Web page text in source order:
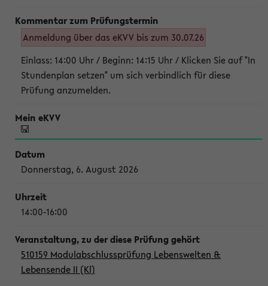
Anmeldung über das eKVV bis zum 30.07.26
Einlass: 14:00 Uhr / Beginn: 14:15 Uhr / Klicken Sie auf "In
Stundenplan setzen" um sich verbindlich für diese
Prüfung anzumelden.
Donnerstag, 6. August 2026
14:00-16:00
510159 Modulabschlussprüfung Lebenswelten &
Lebensende II (Kl)